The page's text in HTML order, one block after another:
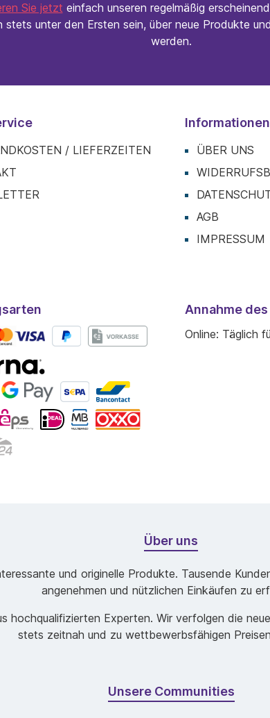
Sie jetzt einfach unseren regelmäßig
stets unter den Ersten sein, über neue Produkte
werden.
/ LIEFERZEITEN
Informationen
ÜBER UNS
AGB
IMPRESSUM
Annahme
Online: Täglich
Über uns
und originelle Produkte. Tausende
angenehmen und nützlichen Einkäufen zu
hochqualifizierten Experten. Wir verfolgen die
stets zeitnah und zu wettbewerbsfähigen
Unsere Communities